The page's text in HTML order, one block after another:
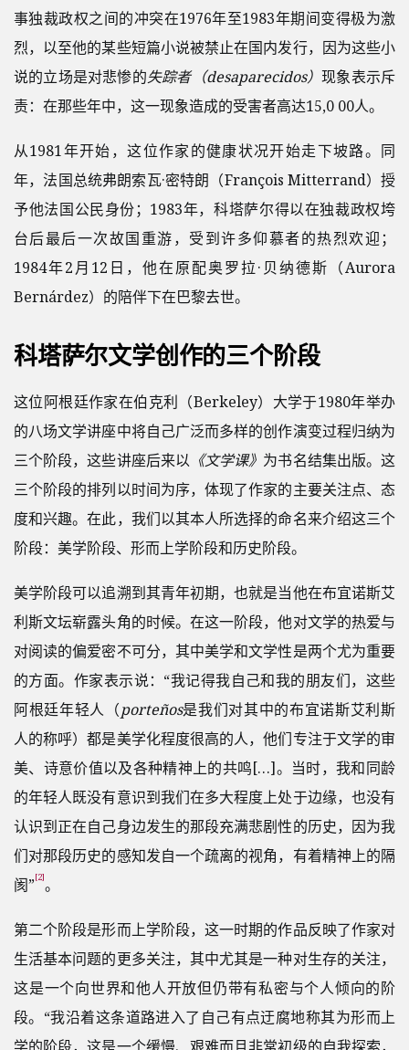
事独裁政权之间的冲突在1976年至1983年期间变得极为激
烈，以至他的某些短篇小说被禁止在国内发行，因为这些小
说的立场是对悲惨的失踪者（desaparecidos）现象表示斥
责：在那些年中，这一现象造成的受害者高达15,0 00人。
从1981年开始，这位作家的健康状况开始走下坡路。同
年，法国总统弗朗索瓦·密特朗（François Mitterrand）授
予他法国公民身份；1983年，科塔萨尔得以在独裁政权垮
台后最后一次故国重游，受到许多仰慕者的热烈欢迎；
1984年2月12日，他在原配奥罗拉·贝纳德斯（Aurora
Bernárdez）的陪伴下在巴黎去世。
科塔萨尔文学创作的三个阶段
这位阿根廷作家在伯克利（Berkeley）大学于1980年举办
的八场文学讲座中将自己广泛而多样的创作演变过程归纳为
三个阶段，这些讲座后来以 《文学课》 为书名结集出版。这
三个阶段的排列以时间为序，体现了作家的主要关注点、态
度和兴趣。在此，我们以其本人所选择的命名来介绍这三个
阶段：美学阶段、形而上学阶段和历史阶段。
美学阶段可以追溯到其青年初期，也就是当他在布宜诺斯艾
利斯文坛崭露头角的时候。在这一阶段，他对文学的热爱与
对阅读的偏爱密不可分，其中美学和文学性是两个尤为重要
的方面。作家表示说：“我记得我自己和我的朋友们，这些
阿根廷年轻人（porteños是我们对其中的布宜诺斯艾利斯
人的称呼）都是美学化程度很高的人，他们专注于文学的审
美、诗意价值以及各种精神上的共鸣[…]。当时，我和同龄
的年轻人既没有意识到我们在多大程度上处于边缘，也没有
认识到正在自己身边发生的那段充满悲剧性的历史，因为我
们对那段历史的感知发自一个疏离的视角，有着精神上的隔
阂”[2]。
第二个阶段是形而上学阶段，这一时期的作品反映了作家对
生活基本问题的更多关注，其中尤其是一种对生存的关注，
这是一个向世界和他人开放但仍带有私密与个人倾向的阶
段。“我沿着这条道路进入了自己有点迂腐地称其为形而上